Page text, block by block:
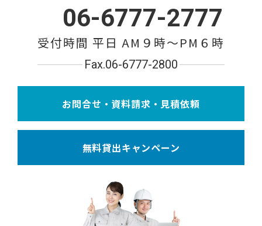
06-6777-2777
受付時間 平日 AM９時〜PM６時
Fax.06-6777-2800
お問合せ・資料請求・見積依頼
無料貸出キャンペーン